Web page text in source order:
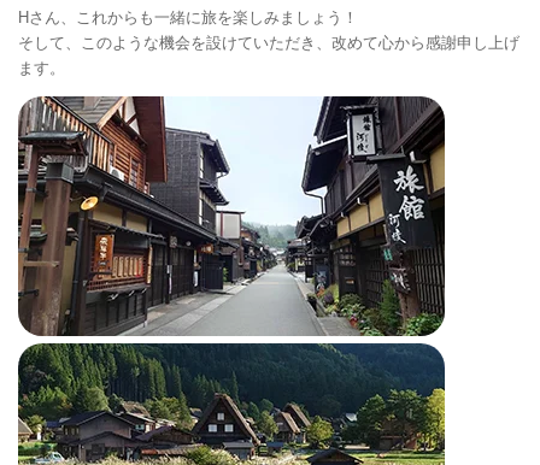
Hさん、これからも一緒に旅を楽しみましょう！
そして、このような機会を設けていただき、改めて心から感謝申し上げ
ます。